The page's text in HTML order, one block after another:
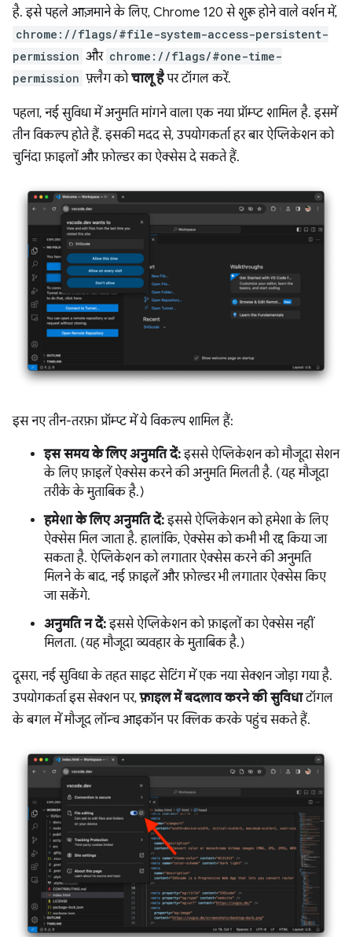
है. इसे पहले आज़माने के लिए, Chrome 120 से शुरू होने वाले वर्शन में,
chrome://flags/#file-system-access-persistent-
permission और chrome://flags/#one-time-
permission फ़्लैग कोचालू हैपर टॉगल करें.
पहला, नई सुविधा में अनुमति मांगने वाला एक नया प्रॉम्प्ट शामिल है. इसमें
तीन विकल्प होते हैं. इसकी मदद से, उपयोगकर्ता हर बार ऐप्लिकेशन को
चुनिंदा फ़ाइलों और फ़ोल्डर का ऐक्सेस दे सकते हैं.
इस नए तीन-तरफ़ा प्रॉम्प्ट में ये विकल्प शामिल हैं:
इस समय के लिए अनुमति दें:इससे ऐप्लिकेशन को मौजूदा सेशन
के लिए फ़ाइलें ऐक्सेस करने की अनुमति मिलती है. (यह मौजूदा
तरीके के मुताबिक है.)
हमेशा के लिए अनुमति दें:इससे ऐप्लिकेशन को हमेशा के लिए
ऐक्सेस मिल जाता है. हालांकि, ऐक्सेस को कभी भी रद्द किया जा
सकता है. ऐप्लिकेशन को लगातार ऐक्सेस करने की अनुमति
मिलने के बाद, नई फ़ाइलें और फ़ोल्डर भी लगातार ऐक्सेस किए
जा सकेंगे.
अनुमति न दें:इससे ऐप्लिकेशन को फ़ाइलों का ऐक्सेस नहीं
मिलता. (यह मौजूदा व्यवहार के मुताबिक है.)
दूसरा, नई सुविधा के तहत साइट सेटिंग में एक नया सेक्शन जोड़ा गया है.
उपयोगकर्ता इस सेक्शन पर,फ़ाइल में बदलाव करने की सुविधाटॉगल
के बगल में मौजूद लॉन्च आइकॉन पर क्लिक करके पहुंच सकते हैं.